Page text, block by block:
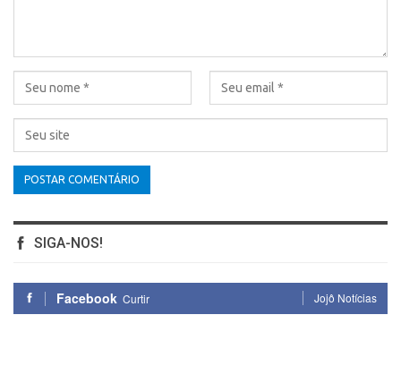
SIGA-NOS!
Facebook Curtir Jojô Notícias